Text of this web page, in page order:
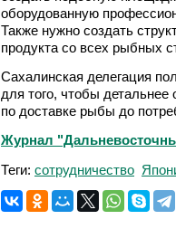
оборудованную
Также нужно создать
продукта со всех рыбных
Сахалинская делегация
для того, чтобы детальнее
по доставке рыбы до
Журнал
Теги: сотрудничество